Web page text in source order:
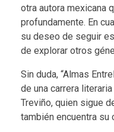
otra autora mexicana
profundamente. En
su deseo de seguir
de explorar otros
Sin duda, “Almas
de una carrera
Treviño, quien sigue
también encuentra su